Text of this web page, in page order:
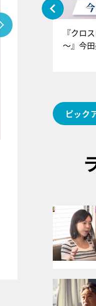
』＝LOV
インタ
『クロ
～』今
ピック